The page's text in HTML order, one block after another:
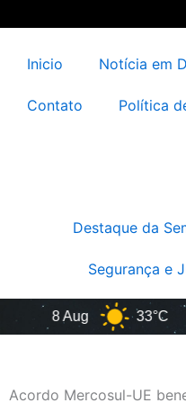
Inicio Notícia em
Contato Política
Destaque da
Segurança e
8 Aug 33°C
Acordo Mercosul-UE